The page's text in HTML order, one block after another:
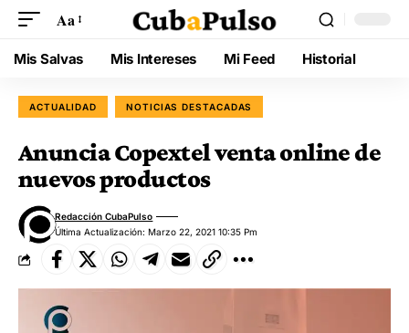
Aa
Mis Salvas Mis Intereses Mi Feed Historial
ACTUALIDAD NOTICIAS DESTACADAS
Anuncia Copextel venta online de
nuevos productos
Última Actualización: Marzo 22, 2021 10:35 Pm
Redacción CubaPulso